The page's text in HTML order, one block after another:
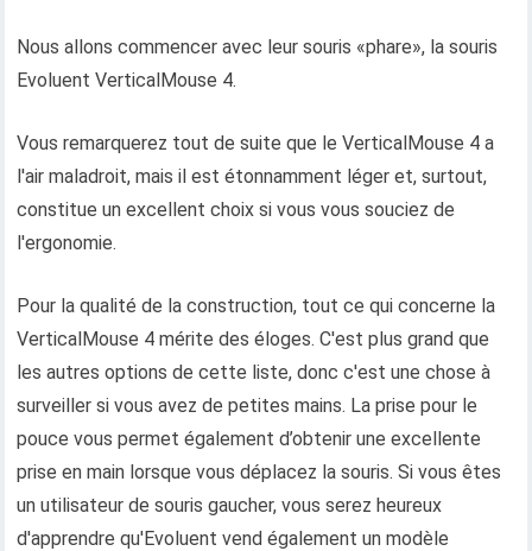
Nous allons commencer avec leur souris «phare», la souris
Evoluent VerticalMouse 4.
Vous remarquerez tout de suite que le VerticalMouse 4 a
l'air maladroit, mais il est étonnamment léger et, surtout,
constitue un excellent choix si vous vous souciez de
l'ergonomie.
Pour la qualité de la construction, tout ce qui concerne la
VerticalMouse 4 mérite des éloges. C'est plus grand que
les autres options de cette liste, donc c'est une chose à
surveiller si vous avez de petites mains. La prise pour le
pouce vous permet également d’obtenir une excellente
prise en main lorsque vous déplacez la souris. Si vous êtes
un utilisateur de souris gaucher, vous serez heureux
d'apprendre qu'Evoluent vend également un modèle